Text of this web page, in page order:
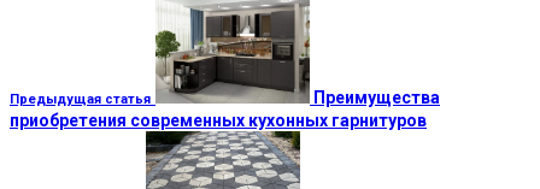
Предыдущая статья
Преимущества
приобретения современных кухонных гарнитуров